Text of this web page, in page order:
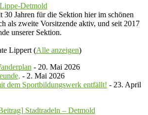
Detmold
30 Jahren für die Sektion hier im schönen
als zweite Vorsitzende aktiv, und seit 2017
unserer Sektion.
Lippert (Alle anzeigen)
- 20. Mai 2026
- 2. Mai 2026
dem Sportbildungswerk entfällt! - 23. April
Stadtradeln – Detmold